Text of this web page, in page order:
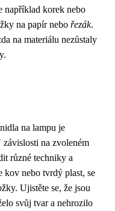
například korek nebo
na papír nebo řezák.
na materiálu nezůstaly
na lampu je
závislosti na zvoleném
různé techniky a
kov nebo tvrdý plast, se
Ujistěte se, že jsou
svůj tvar a nehrozilo